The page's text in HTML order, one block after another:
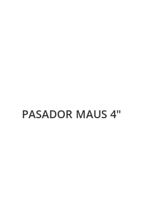
PASADOR MAUS 4″